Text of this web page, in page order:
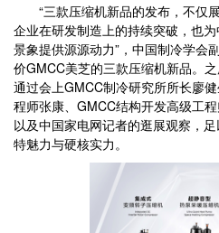
“三款压缩机新品的发布，不仅
企业在研发制造上的持续突破，也
景象提供源源动力”，中国制冷学会
价GMCC美芝的三款压缩机新品。之
通过会上GMCC制冷研究所所长廖
程师张康、GMCC结构开发高级工
以及中国家电网记者的逛展观察，
特魅力与硬核实力。